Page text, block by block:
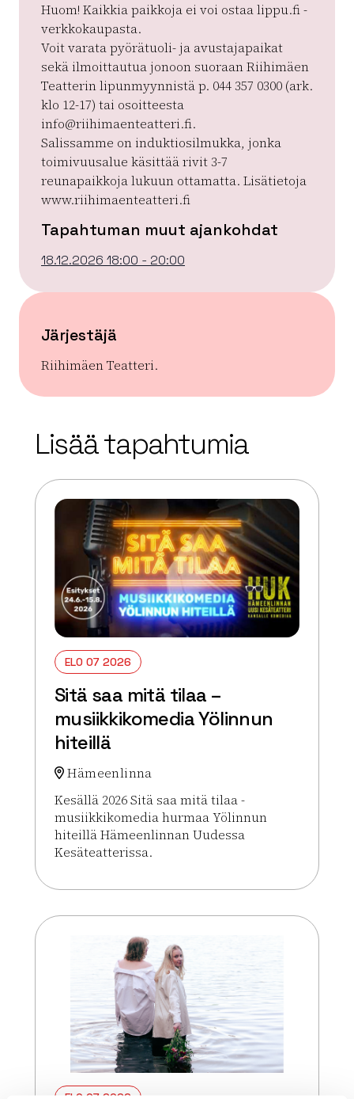
Huom! Kaikkia paikkoja ei voi ostaa lippu.fi -
verkkokaupasta.
Voit varata pyörätuoli- ja avustajapaikat
sekä ilmoittautua jonoon suoraan Riihimäen
Teatterin lipunmyynnistä p. 044 357 0300 (ark.
klo 12-17) tai osoitteesta
info@riihimaenteatteri.fi.
Salissamme on induktiosilmukka, jonka
toimivuusalue käsittää rivit 3-7
reunapaikkoja lukuun ottamatta. Lisätietoja
www.riihimaenteatteri.fi
Tapahtuman muut ajankohdat
18.12.2026 18:00 - 20:00
Järjestäjä
Riihimäen Teatteri.
OpenStreetMap
Lisää tapahtumia
ELO 07 2026
Sitä saa mitä tilaa –
musiikkikomedia Yölinnun
hiteillä
Hämeenlinna
Kesällä 2026 Sitä saa mitä tilaa -
musiikkikomedia hurmaa Yölinnun
hiteillä Hämeenlinnan Uudessa
Kesäteatterissa.
Lue lisää tapahtumasta Sitä saa mitä tilaa –